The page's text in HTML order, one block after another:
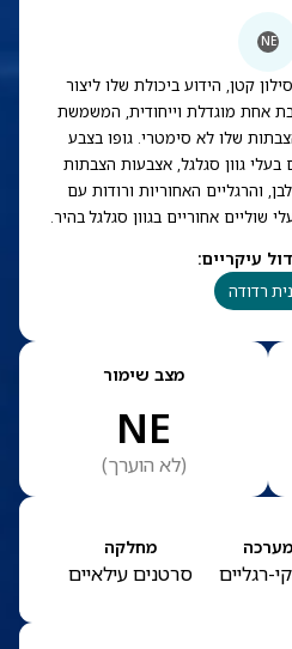
NE
קטן, הידוע ביכולת שלו ליצור
אחת מוגדלת וייחודית, המשמשת
שלו לא סימטרי. גופו בצבע
גוון סגלגל, אצבעות הצבתות
והרגליים האחוריות ורודות עם
שוליים אחוריים בגוון סגלגל בהיר.
עיקריים:
רדודה
מצב שימור
NE
(לא הוערך)
מערכה
רגליים
מחלקה
סרטנים עילאיים